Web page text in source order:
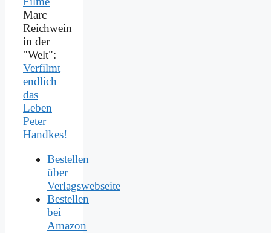
Marc
Reichwein
in der
"Welt":
Verfilmt
endlich
das
Leben
Peter
Handkes!
Bestellen
über
Verlagswebseite
Bestellen
bei
Amazon